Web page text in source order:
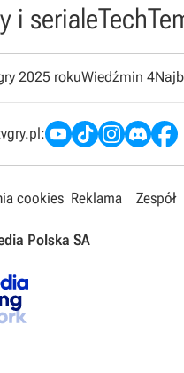
i serialeTech
2025 rokuWiedźmin 4
cookies Reklama Zespół
Polska SA